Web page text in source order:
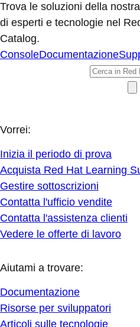
Trova le soluzioni della
di esperti e tecnologie nel
Catalog.
ConsoleDocumentazione
Vorrei:
Inizia il periodo di prova
Acquista Red Hat Learning
Gestire sottoscrizioni
Contatta l'ufficio vendite
Contatta l'assistenza clienti
Vedere le offerte di lavoro
Aiutami a trovare:
Documentazione
Risorse per sviluppatori
Articoli sulle tecnologie